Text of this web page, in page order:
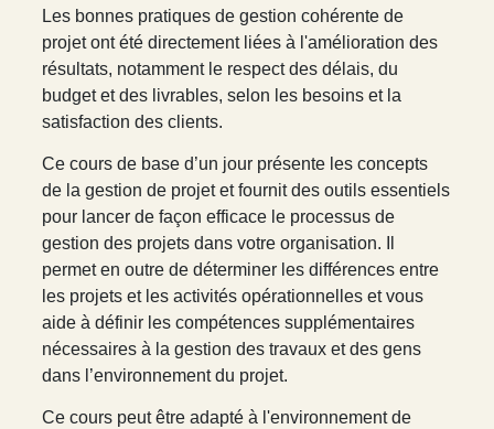
Les bonnes pratiques de gestion cohérente de
projet ont été directement liées à l'amélioration des
résultats, notamment le respect des délais, du
budget et des livrables, selon les besoins et la
satisfaction des clients.
Ce cours de base d’un jour présente les concepts
de la gestion de projet et fournit des outils essentiels
pour lancer de façon efficace le processus de
gestion des projets dans votre organisation. Il
permet en outre de déterminer les différences entre
les projets et les activités opérationnelles et vous
aide à définir les compétences supplémentaires
nécessaires à la gestion des travaux et des gens
dans l’environnement du projet.
Ce cours peut être adapté à l'environnement de